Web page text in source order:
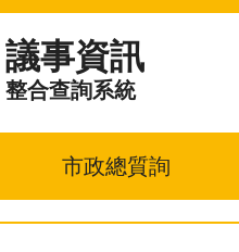
議事資訊
整合查詢系統
市政總質詢